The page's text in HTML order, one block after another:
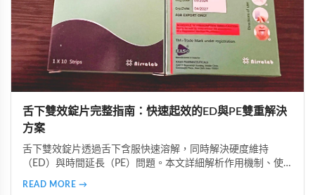
舌下雙效錠片完整指南：快速起效的ED與PE雙重解決
方案
舌下雙效錠片透過舌下含服快速溶解，同時解決硬度維持
（ED）與時間延長（PE）問題。本文詳細解析作用機制、使
READ MORE →